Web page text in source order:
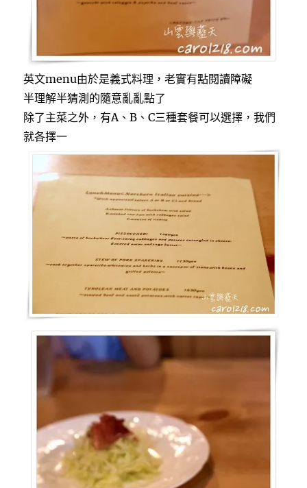
英文menu由於是義式料理，老實有點閱讀障礙
半理解半猜測的隨意亂亂點了
除了主菜之外，有A、B、C三種套餐可以選擇，我們
就各擇一